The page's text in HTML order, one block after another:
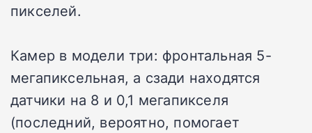
пикселей.
Камер в модели три: фронтальная 5-
мегапиксельная, а сзади находятся
датчики на 8 и 0,1 мегапикселя
(последний, вероятно, помогает